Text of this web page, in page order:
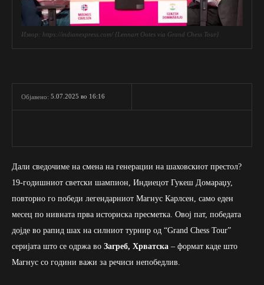
Извор: https://indianexpress.com/ {Lennart Ootes via Grand Chess Tour}
Објавено: 5.07.2025 во 16:16
Дали сведочиме на смена на генерации на шаховскиот престол?
19-годишниот светски шампион, Индиецот Гукеш Домараџу,
повторно го победи легендарниот Магнус Карлсен, само еден
месец по нивната прва историска пресметка. Овој пат, победата
дојде во рапид шах на силниот турнир од “Grand Chess Tour”
серијата што се одржа во Загреб, Хрватска – формат каде што
Магнус со години важи за речиси непобедлив.